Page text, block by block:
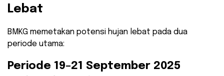
Lebat
BMKG memetakan potensi hujan lebat pada dua
periode utama:
Periode 19–21 September 2025